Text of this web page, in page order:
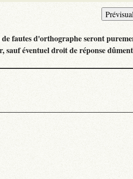
fautes d'orthographe seront
sauf éventuel droit de réponse dûment